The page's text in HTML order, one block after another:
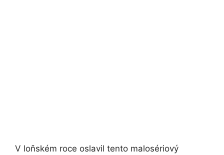
V loňském roce oslavil tento malosériový